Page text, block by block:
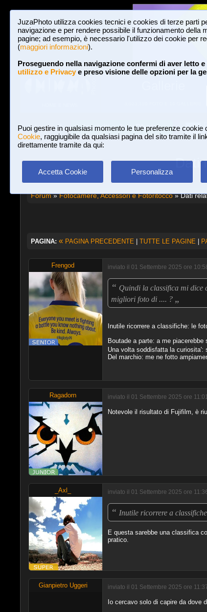
JuzaPhoto utilizza cookies tecnici e cookies di terze parti
navigazione e per rendere possibile il funzionamento della
pagine; ad esempio, è necessario l'utilizzo dei cookie per
(maggiori informazioni).
Proseguendo nella navigazione confermi di aver letto
utilizzo e Privacye preso visione delle opzioni per la
Puoi gestire in qualsiasi momento le tue preferenze cookie
Cookie, raggiugibile da qualsiasi pagina del sito tramite il
direttamente tramite da qui:
Accetta Cookie Personalizza
Login Iscriviti a JuzaPhoto! A
Dati
Forum»Fotocamere, Accessori e Fotoritocco» Dati
PAGINA: « PAGINA PRECEDENTE | TUTTE LE PAGINE |
Frengod inviato il 01 Settembre 2025 ore
“ Quindi la classifica mi dice
migliori foto di .... ? „
Inutile ricorrere a classifiche: le
Boutade a parte: a me
Una volta soddisfatta la curiosita':
Del marchio: me ne fotto
Ragadorn inviato il 01 Settembre 2025 ore
Notevole il risultato di Fujifilm, è
_Axl_ inviato il 01 Settembre 2025 ore
“ Inutile ricorrere a
E questa sarebbe una classifica
pratico.
Gianpietro Uggeri inviato il 01 Settembre 2025 ore
Io cercavo solo di capire da dove